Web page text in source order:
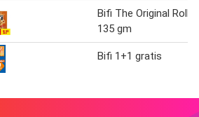
Bifi The Original Roll
135 gm
Bifi 1+1 gratis